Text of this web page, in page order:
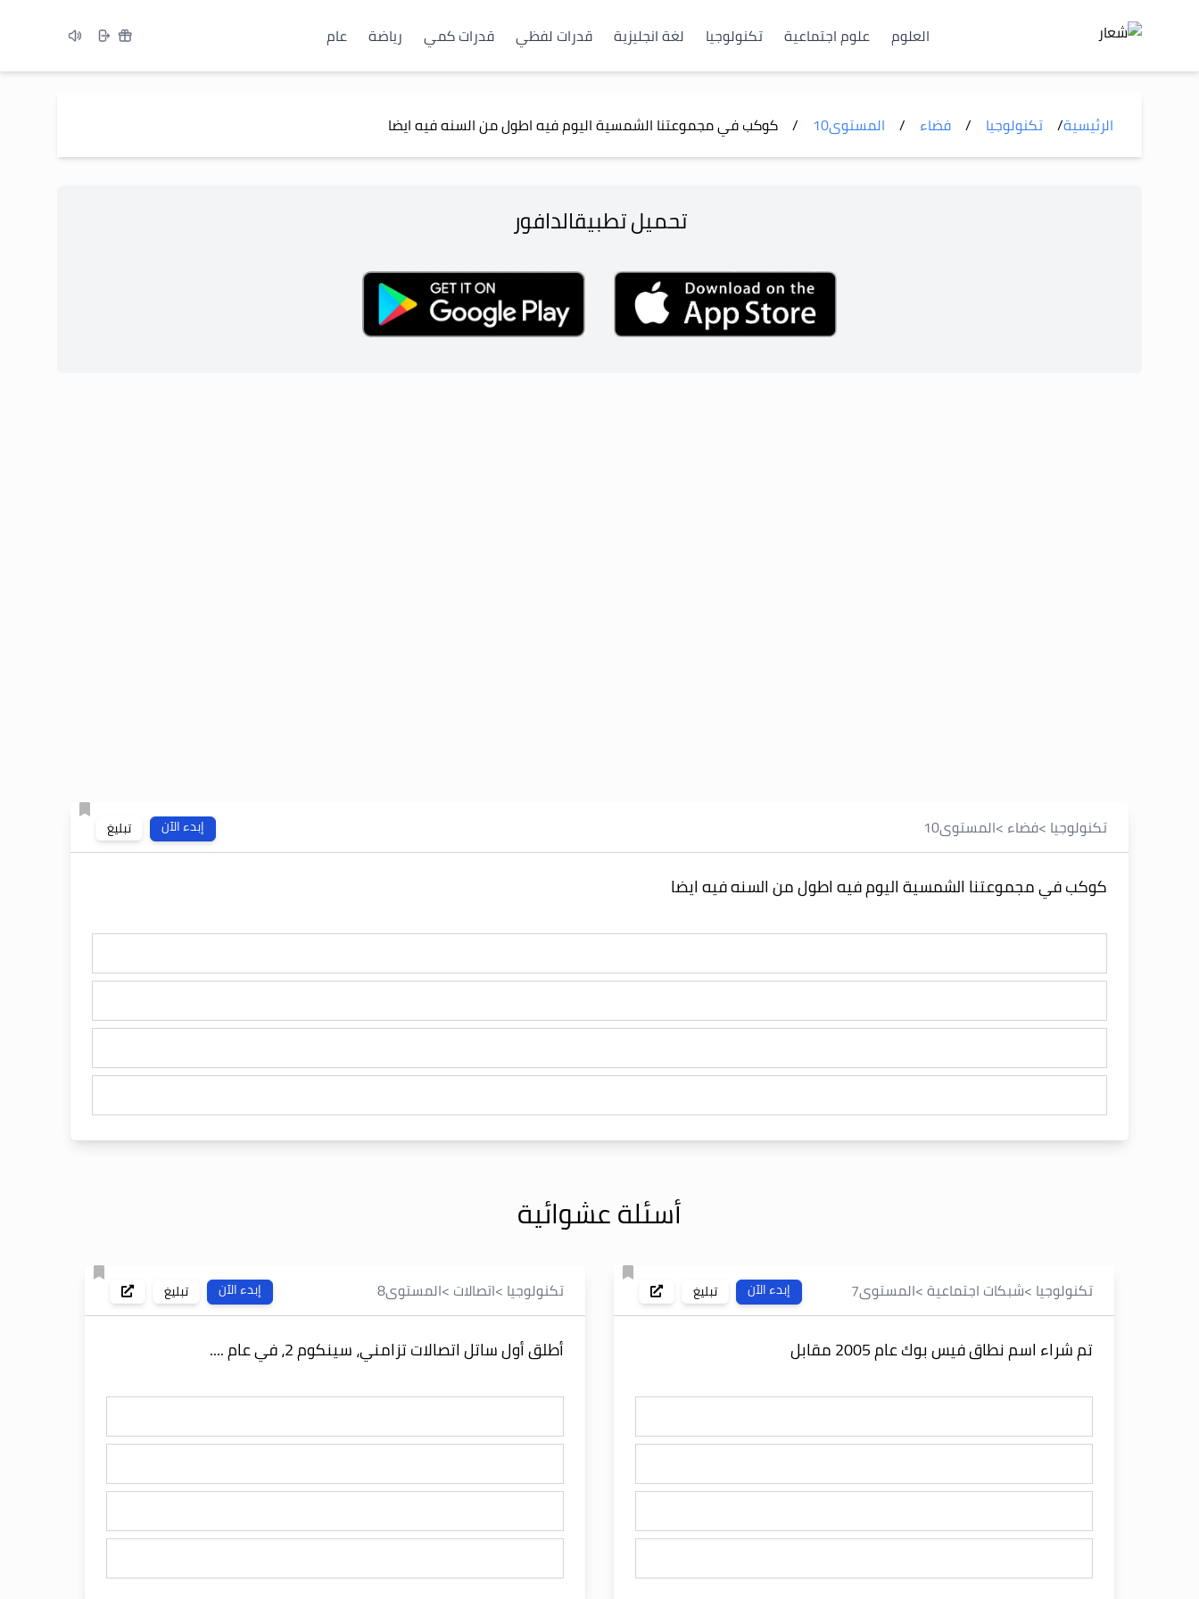
العلوم علوم اجتماعية تكنولوجيا لغة انجليزية قدرات لفظي قدرات كمي رياضة عام
الرئيسية/ تكنولوجيا / فضاء / المستوى10
/ كوكب في مجموعتنا الشمسية اليوم فيه اطول من السنه فيه ايضا
تحميل تطبيقالدافور
إبدء الآن تبليغ تكنولوجيا >فضاء >المستوى10
كوكب في مجموعتنا الشمسية اليوم فيه اطول من السنه فيه ايضا
أسئلة عشوائية
إبدء الآن تبليغ تكنولوجيا >شبكات اجتماعية>المستوى7
تم شراء اسم نطاق فيس بوك عام 2005 مقابل
إبدء الآن تبليغ تكنولوجيا >اتصالات >المستوى8
أطلق أول ساتل اتصالات تزامني، سينكوم 2، في عام ....